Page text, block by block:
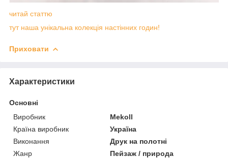
читай статтю
тут наша унікальна колекція настінних годин!
Приховати
Характеристики
Основні
Виробник
Mekoll
Країна виробник
Україна
Виконання
Друк на полотні
Жанр
Пейзаж / природа